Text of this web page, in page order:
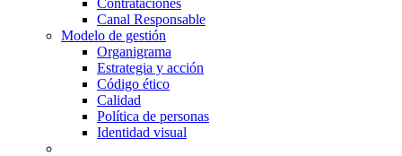
Contrataciones
Canal Responsable
Modelo de gestión
Organigrama
Estrategia y acción
Código ético
Calidad
Política de personas
Identidad visual